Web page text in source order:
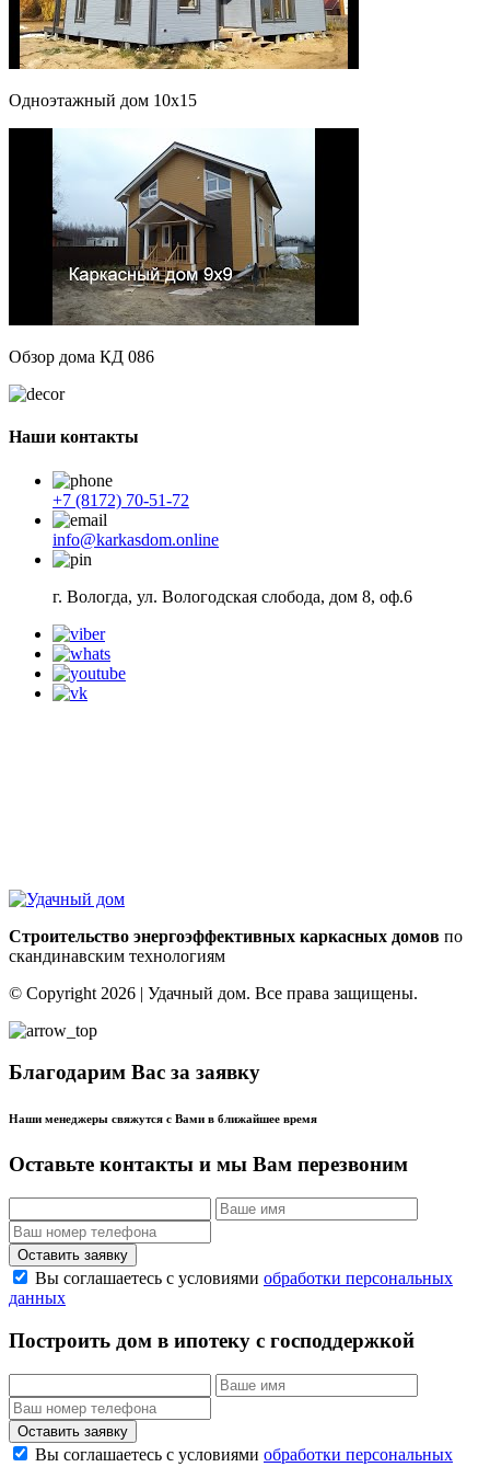
Одноэтажный дом 10х15
Обзор дома КД 086
Наши контакты
+7 (8172) 70-51-72
info@karkasdom.online
г. Вологда, ул. Вологодская слобода, дом 8, оф.6
Строительство энергоэффективных каркасных домов по
скандинавским технологиям
© Copyright 2026 | Удачный дом. Все права защищены.
Благодарим Вас за заявку
Наши менеджеры свяжутся с Вами в ближайшее время
Оставьте контакты и мы Вам перезвоним
Оставить заявку
Вы соглашаетесь с условиями обработки персональных
данных
Построить дом в ипотеку с господдержкой
Оставить заявку
Вы соглашаетесь с условиями обработки персональных